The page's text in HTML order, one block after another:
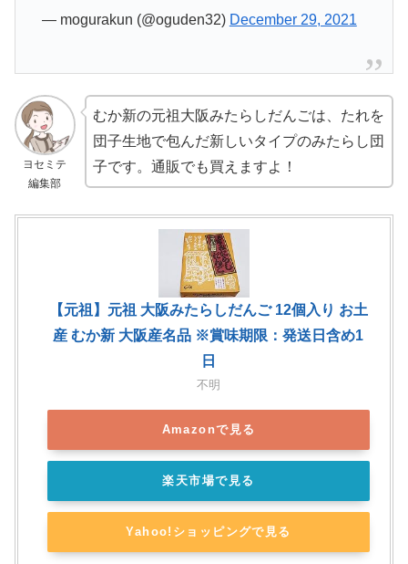
— mogurakun (@oguden32) December 29, 2021
ヨセミテ
編集部
むか新の元祖大阪みたらしだんごは、たれを
団子生地で包んだ新しいタイプのみたらし団
子です。通販でも買えますよ！
【元祖】元祖 大阪みたらしだんご 12個入り お土
産 むか新 大阪産名品 ※賞味期限：発送日含め1
日
不明
Amazonで見る
楽天市場で見る
Yahoo!ショッピングで見る